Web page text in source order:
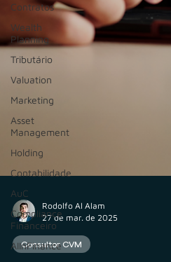
Contratos
Wealth
Planning
Tributário
Valuation
Marketing
Asset
Management
Holding
Contabilidade
AuC
Compliance
Financeiro
AIInFinance
Rodolfo Al Alam
27 de mar. de 2025